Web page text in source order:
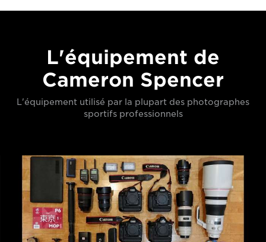
L'équipement de
Cameron Spencer
L'équipement utilisé par la plupart des photographes
sportifs professionnels